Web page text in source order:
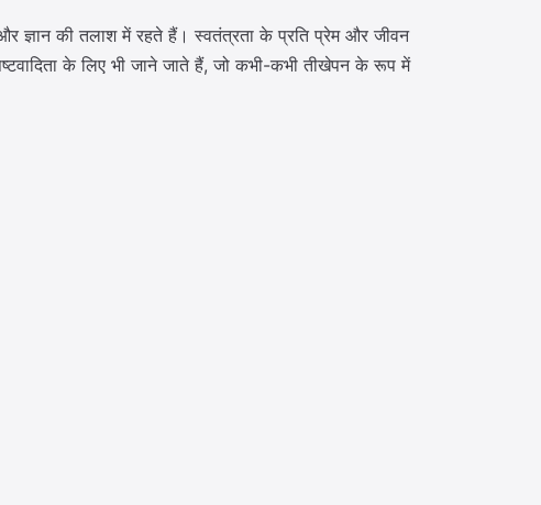
ज्ञान की तलाश में रहते हैं। स्वतंत्रता के प्रति प्रेम और जीवन
के लिए भी जाने जाते हैं, जो कभी-कभी तीखेपन के रूप में